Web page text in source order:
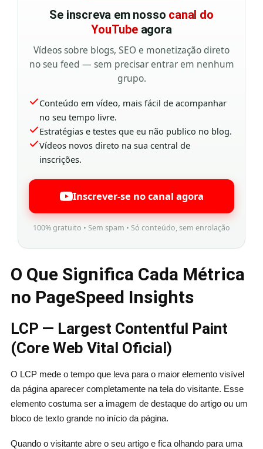
Se inscreva em nosso canal do
YouTubeagora
Vídeos sobre blogs, SEO e monetização direto
no seu feed — sem precisar entrar em nenhum
grupo.
Conteúdo em vídeo, mais fácil de acompanhar
no seu tempo livre.
Estratégias e testes que eu não publico no blog.
Vídeos novos direto na sua central de
inscrições.
Inscrever-se no canal agora
100% gratuito • Sem spam • Só conteúdo, sem enrolação
O Que Significa Cada Métrica
no PageSpeed Insights
LCP — Largest Contentful Paint
(Core Web Vital Oficial)
O LCP mede o tempo que leva para o maior elemento visível
da página aparecer completamente na tela do visitante. Esse
elemento costuma ser a imagem de destaque do artigo ou um
bloco de texto grande no início da página.
Quando o visitante abre o seu artigo e fica olhando para uma